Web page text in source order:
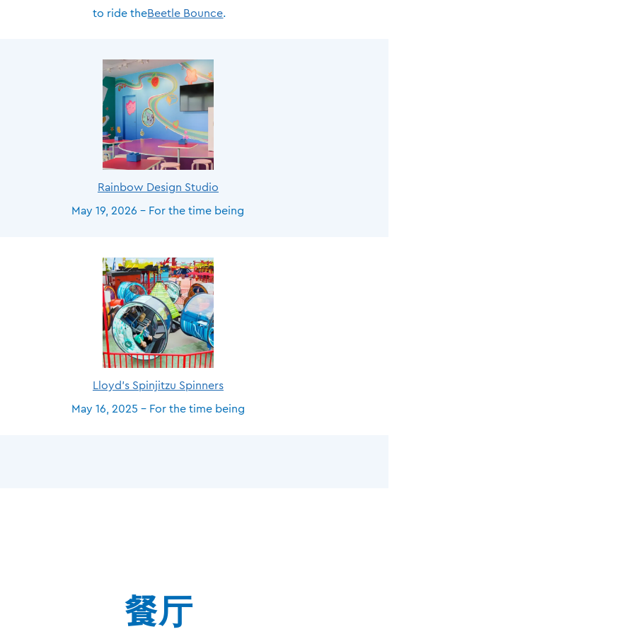
to ride theBeetle Bounce.
Rainbow Design Studio
May 19, 2026 - For the time being
Lloyd's Spinjitzu Spinners
May 16, 2025 - For the time being
餐厅